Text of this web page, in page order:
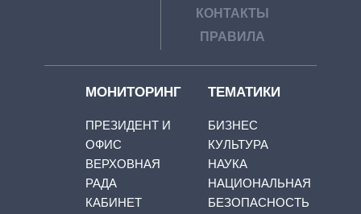
КОНТАКТЫ
ПРАВИЛА
МОНИТОРИНГ
ПРЕЗИДЕНТ И
ОФИС
ВЕРХОВНАЯ
РАДА
КАБИНЕТ
ТЕМАТИКИ
БИЗНЕС
КУЛЬТУРА
НАУКА
НАЦИОНАЛЬНАЯ
БЕЗОПАСНОСТЬ